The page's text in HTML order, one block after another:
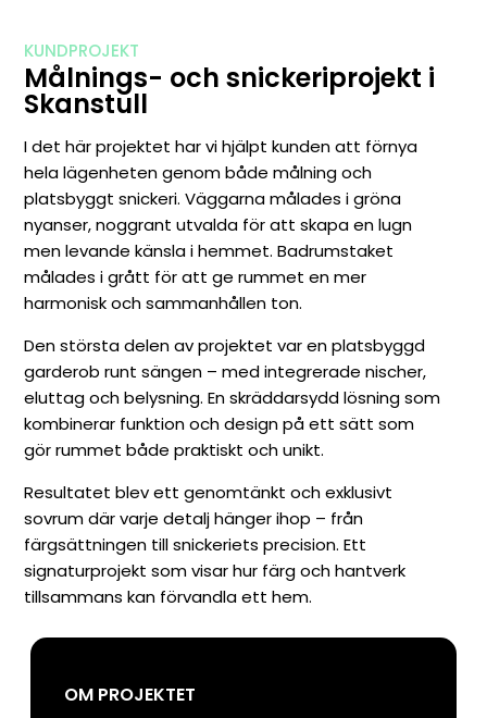
KUNDPROJEKT
Målnings- och snickeriprojekt i
Skanstull
I det här projektet har vi hjälpt kunden att förnya
hela lägenheten genom både målning och
platsbyggt snickeri. Väggarna målades i gröna
nyanser, noggrant utvalda för att skapa en lugn
men levande känsla i hemmet. Badrumstaket
målades i grått för att ge rummet en mer
harmonisk och sammanhållen ton.
Den största delen av projektet var en platsbyggd
garderob runt sängen – med integrerade nischer,
eluttag och belysning. En skräddarsydd lösning som
kombinerar funktion och design på ett sätt som
gör rummet både praktiskt och unikt.
Resultatet blev ett genomtänkt och exklusivt
sovrum där varje detalj hänger ihop – från
färgsättningen till snickeriets precision. Ett
signaturprojekt som visar hur färg och hantverk
tillsammans kan förvandla ett hem.
OM PROJEKTET